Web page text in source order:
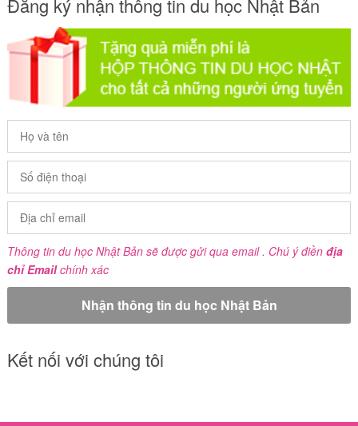
Đăng ký nhận thông tin du học Nhật Bản
Thông tin du học Nhật Bản sẽ được gửi qua email . Chú ý điền địa
chỉ Emailchính xác
Kết nối với chúng tôi